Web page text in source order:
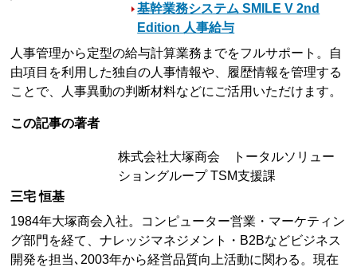
基幹業務システム SMILE V 2nd
Edition 人事給与
人事管理から定型の給与計算業務までをフルサポート。自
由項目を利用した独自の人事情報や、履歴情報を管理する
ことで、人事異動の判断材料などにご活用いただけます。
この記事の著者
株式会社大塚商会 トータルソリュー
ショングループ TSM支援課
三宅 恒基
1984年大塚商会入社。コンピューター営業・マーケティン
グ部門を経て、ナレッジマネジメント・B2Bなどビジネス
開発を担当､2003年から経営品質向上活動に関わる。現在